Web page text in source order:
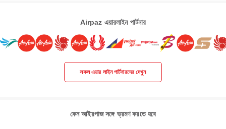
Airpaz এয়ারলাইন পার্টনার
সকল এয়ার লাইন পার্টনারদের দেখুন
কেন আইরপাজ সঙ্গে ভ্রমণ করতে হবে